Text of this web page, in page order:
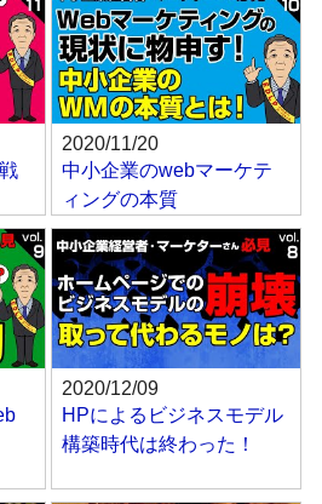
2020/11/20
中小企業のwebマーケテ
ィングの本質
2020/12/09
HPによるビジネスモデル
構築時代は終わった！